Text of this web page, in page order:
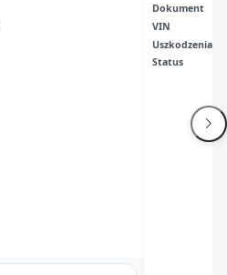
Dokument
VIN
Uszkodzenia
Status